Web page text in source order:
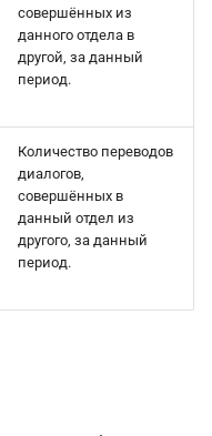
совершённых из
данного отдела в
другой, за данный
период.
Количество переводов
диалогов,
совершённых в
данный отдел из
другого, за данный
период.